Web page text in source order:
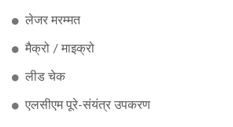
लेजर मरम्मत
मैक्रो / माइक्रो
लीड चेक
एलसीएम पूरे-संयंत्र उपकरण